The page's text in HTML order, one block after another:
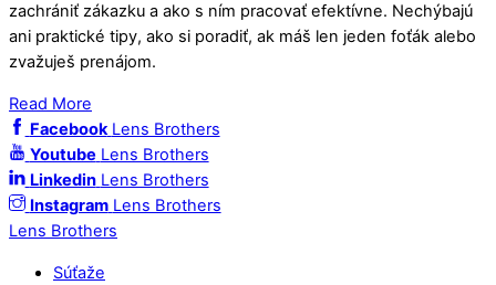
zachrániť zákazku a ako s ním pracovať efektívne. Nechýbajú
ani praktické tipy, ako si poradiť, ak máš len jeden foťák alebo
zvažuješ prenájom.
Read More
Facebook Lens Brothers
Youtube Lens Brothers
Linkedin Lens Brothers
Instagram Lens Brothers
Lens Brothers
Súťaže